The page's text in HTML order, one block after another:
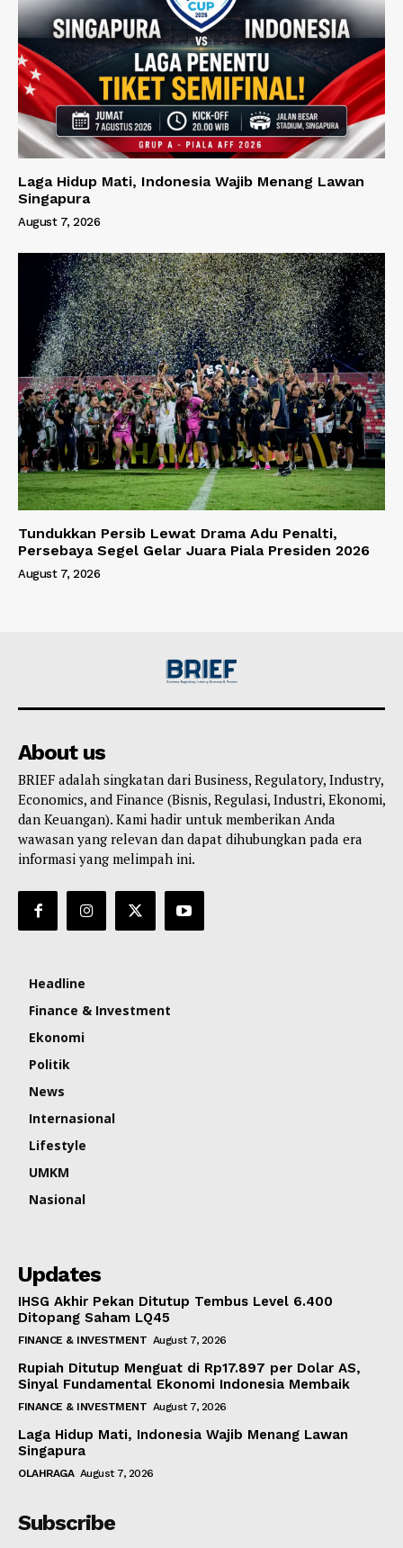
Laga Hidup Mati, Indonesia Wajib Menang Lawan
Singapura
August 7, 2026
Tundukkan Persib Lewat Drama Adu Penalti,
Persebaya Segel Gelar Juara Piala Presiden 2026
August 7, 2026
About us
BRIEF adalah singkatan dari Business, Regulatory, Industry,
Economics, and Finance (Bisnis, Regulasi, Industri, Ekonomi,
dan Keuangan). Kami hadir untuk memberikan Anda
wawasan yang relevan dan dapat dihubungkan pada era
informasi yang melimpah ini.
Headline
Finance & Investment
Ekonomi
Politik
News
Internasional
Lifestyle
UMKM
Nasional
Updates
IHSG Akhir Pekan Ditutup Tembus Level 6.400
Ditopang Saham LQ45
FINANCE & INVESTMENT August 7, 2026
Rupiah Ditutup Menguat di Rp17.897 per Dolar AS,
Sinyal Fundamental Ekonomi Indonesia Membaik
FINANCE & INVESTMENT August 7, 2026
Laga Hidup Mati, Indonesia Wajib Menang Lawan
Singapura
OLAHRAGA August 7, 2026
Subscribe